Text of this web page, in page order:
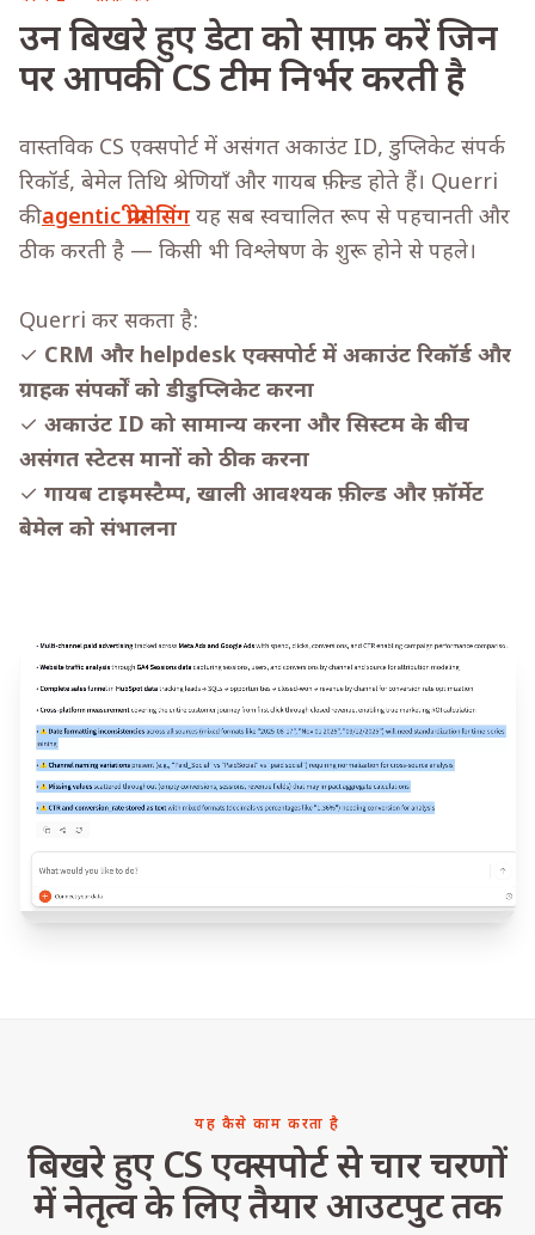
उन बिखरे हुए डेटा को साफ़ करें जिन
पर आपकी CS टीम निर्भर करती है
वास्तविक CS एक्सपोर्ट में असंगत अकाउंट ID, डुप्लिकेट संपर्क
रिकॉर्ड, बेमेल तिथि श्रेणियाँ और गायब फ़ील्ड होते हैं। Querri
कीagentic प्रीप्रोसेसिंग यह सब स्वचालित रूप से पहचानती और
ठीक करती है — किसी भी विश्लेषण के शुरू होने से पहले।
Querri कर सकता है:
✓ CRM और helpdesk एक्सपोर्ट में अकाउंट रिकॉर्ड और
ग्राहक संपर्कों को डीडुप्लिकेट करना
✓ अकाउंट ID को सामान्य करना और सिस्टम के बीच
असंगत स्टेटस मानों को ठीक करना
✓ गायब टाइमस्टैम्प, खाली आवश्यक फ़ील्ड और फ़ॉर्मेट
बेमेल को संभालना
यह कैसे काम करता है
बिखरे हुए CS एक्सपोर्ट से चार चरणों
में नेतृत्व के लिए तैयार आउटपुट तक